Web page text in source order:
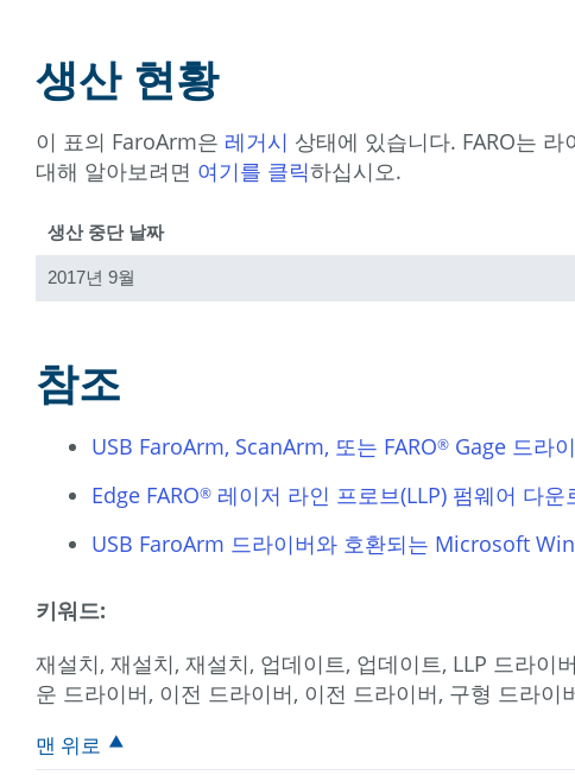
생산 현황
이 표의 FaroArm은 레거시 상태에 있습니다. FARO는
대해 알아보려면 여기를 클릭하십시오.
생산 중단 날짜
2017년 9월
참조
USB FaroArm, ScanArm, 또는 FARO® Gage 드라
Edge FARO® 레이저 라인 프로브(LLP) 펌웨어 다운
USB FaroArm 드라이버와 호환되는 Microsoft
키워드:
재설치, 재설치, 재설치, 업데이트, 업데이트, LLP 드라
운 드라이버, 이전 드라이버, 이전 드라이버, 구형 드라이
맨 위로